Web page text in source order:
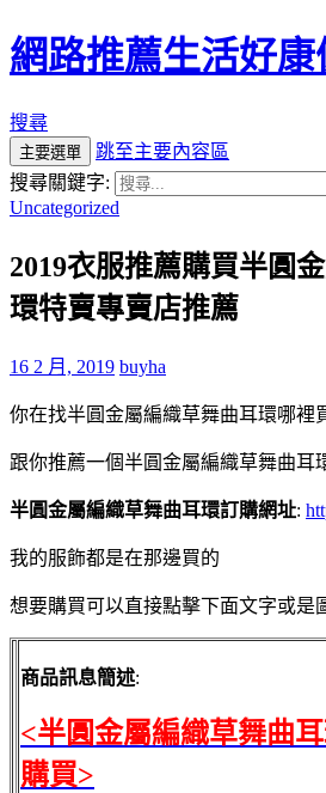
網路推薦生活好康
搜尋
主要選單
跳至主要內容區
搜尋關鍵字:
Uncategorized
2019衣服推薦購買半圓
環特賣專賣店推薦
16 2 月, 2019 buyha
你在找半圓金屬編織草舞曲耳環哪裡
跟你推薦一個半圓金屬編織草舞曲耳
半圓金屬編織草舞曲耳環訂購網址:
我的服飾都是在那邊買的
想要購買可以直接點擊下面文字或是
商品訊息簡述:
<半圓金屬編織草舞曲
購買>